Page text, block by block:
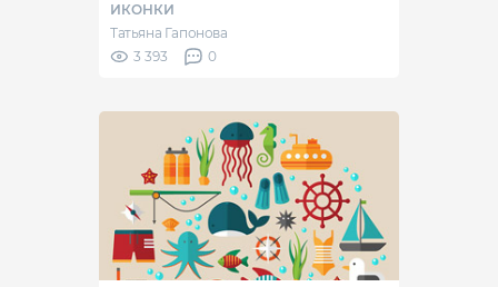
ИКОНКИ
Татьяна Гапонова
3 393
0